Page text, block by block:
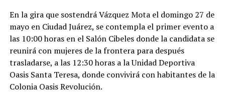
En la gira que sostendrá Vázquez Mota el domingo 27 de
mayo en Ciudad Juárez, se contempla el primer evento a
las 10:00 horas en el Salón Cibeles donde la candidata se
reunirá con mujeres de la frontera para después
trasladarse, a las 12:30 horas a la Unidad Deportiva
Oasis Santa Teresa, donde convivirá con habitantes de la
Colonia Oasis Revolución.